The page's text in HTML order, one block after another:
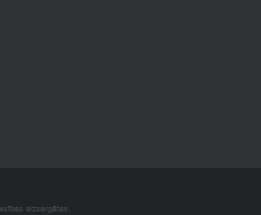
aizsargātas.